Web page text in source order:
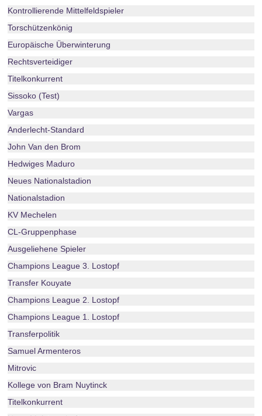
Kontrollierende Mittelfeldspieler
Torschützenkönig
Europäische Überwinterung
Rechtsverteidiger
Titelkonkurrent
Sissoko (Test)
Vargas
Anderlecht-Standard
John Van den Brom
Hedwiges Maduro
Neues Nationalstadion
Nationalstadion
KV Mechelen
CL-Gruppenphase
Ausgeliehene Spieler
Champions League 3. Lostopf
Transfer Kouyate
Champions League 2. Lostopf
Champions League 1. Lostopf
Transferpolitik
Samuel Armenteros
Mitrovic
Kollege von Bram Nuytinck
Titelkonkurrent